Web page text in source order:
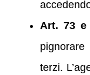
Art. 73 e
terzi.